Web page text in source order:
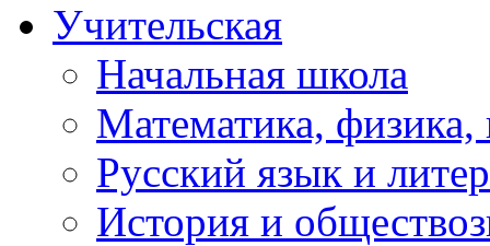
Учительская
Начальная школа
Математика,
Русский язык и
История и